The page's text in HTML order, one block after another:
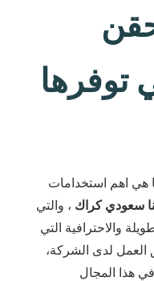
توفرها
هي اهم استخدامات
سعودي كراك ، والتي
والاحترافية التي
العمل لدى الشركة،
هذا المجال